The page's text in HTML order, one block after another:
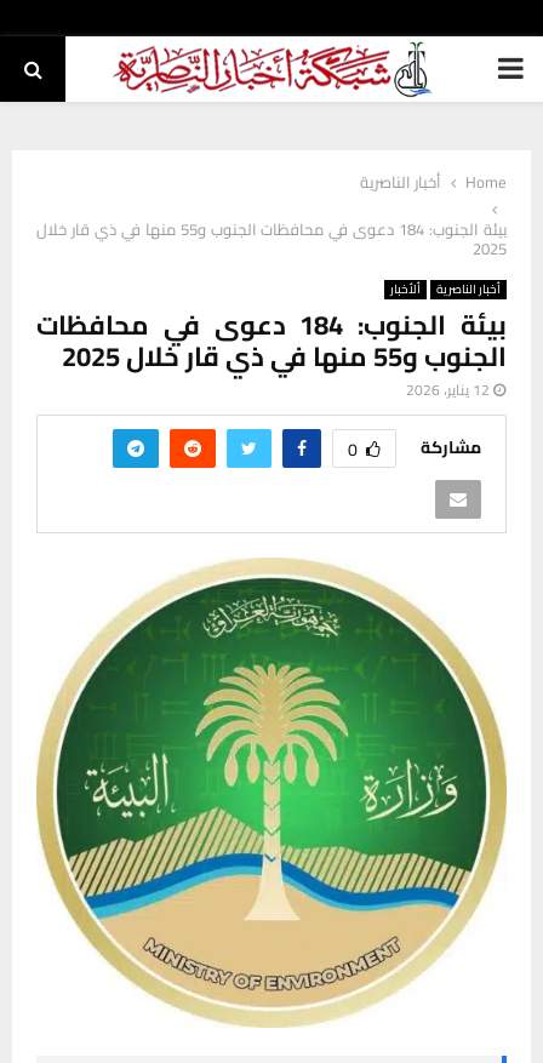
PRIMARY
Home
أخبار الناصرية
بيئة الجنوب: 184 دعوى في محافظات الجنوب و55 منها في ذي قار خلال
2025
أخبار الناصرية ألأخبار
بيئة الجنوب: 184 دعوى في محافظات
الجنوب و55 منها في ذي قار خلال 2025
12 يناير، 2026
مشاركة 0